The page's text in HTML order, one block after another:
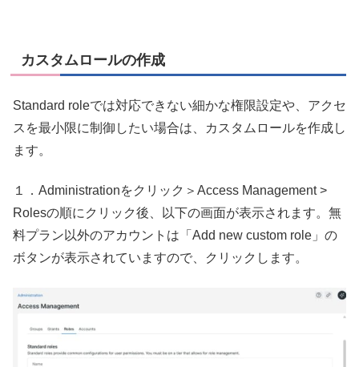
カスタムロールの作成
Standard roleでは対応できない細かな権限設定や、アクセ
スを最小限に制御したい場合は、カスタムロールを作成し
ます。
１．Administrationをクリック＞Access Management >
Rolesの順にクリック後、以下の画面が表示されます。無
料プラン以外のアカウントは「Add new custom role」の
ボタンが表示されていますので、クリックします。